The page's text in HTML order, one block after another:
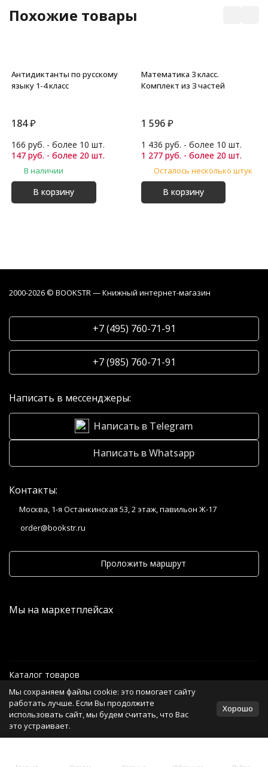
Похожие товары
Антидиктанты по русскому
языку 1-4 класс
184₽
166 руб. - более 10 шт.
147 руб. - более 20 шт.
В наличии
В корзину
Математика 3 класс.
Комплект из 3 частей
1 596 ₽
1 436 руб. - более 10 шт.
1 277 руб. - более 20 шт.
Осталось несколько штук
В корзину
2000-2026 © BOOKSTR — Книжный интернет-магазин
+7 (495) 760-71-91
+7 (985) 760-71-91
Написать в мессенджеры:
Написать в Telegram
Написать в Whatsapp
Контакты:
Москва, 1-я Останкинская 53, 2 этаж, павильон Ж-17
order@bookstr.ru
Проложить маршрут
Мы на маркетплейсах
Каталог товаров
Информация
Политика персональных данных
Мы сохраняем файлы cookie: это помогает сайту
работать лучше. Если Вы продолжите
использовать сайт, мы будем считать, что Вас
это устраивает.
Хорошо